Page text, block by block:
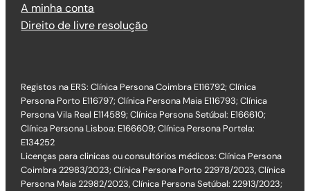
A minha conta
Direito de livre resolução
Registos na ERS: Clínica Persona Coimbra E116792; Clínica
Persona Porto E116797; Clínica Persona Maia E116793; Clínica
Persona Vila Real E114589; Clínica Persona Setúbal: E166610;
Clínica Persona Lisboa: E166609; Clínica Persona Portela:
E134252
Licenças para clinicas ou consultórios médicos: Clínica Persona
Coimbra 22983/2023; Clínica Persona Porto 22978/2023, Clínica
Persona Maia 22982/2023, Clínica Persona Setúbal: 22913/2023;